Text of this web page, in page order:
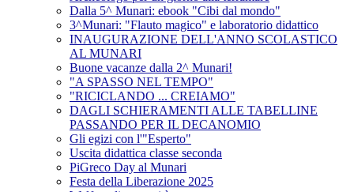
Dalla 5^ Munari: ebook "Cibi dal mondo"
3^Munari: "Flauto magico" e laboratorio didattico
INAUGURAZIONE DELL'ANNO SCOLASTICO
AL MUNARI
Buone vacanze dalla 2^ Munari!
"A SPASSO NEL TEMPO"
"RICICLANDO ... CREIAMO"
DAGLI SCHIERAMENTI ALLE TABELLINE
PASSANDO PER IL DECANOMIO
Gli egizi con l'"Esperto"
Uscita didattica classe seconda
PiGreco Day al Munari
Festa della Liberazione 2025